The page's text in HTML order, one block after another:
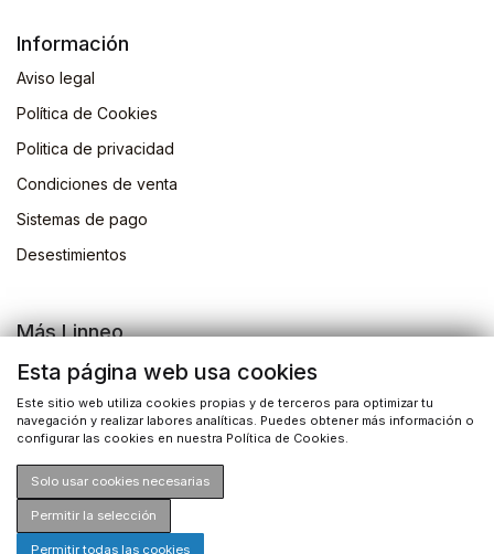
Información
Aviso legal
Política de Cookies
Politica de privacidad
Condiciones de venta
Sistemas de pago
Desestimientos
Más Linneo
Blog
Actividades
Busqueda de libros
Esta página web usa cookies
Este sitio web utiliza cookies propias y de terceros para optimizar tu
navegación y realizar labores analíticas. Puedes obtener más información o
configurar las cookies en nuestra Política de Cookies.
Solo usar cookies necesarias
Permitir la selección
Permitir todas las cookies